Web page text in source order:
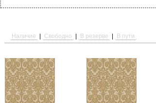
Наличие Свободно В резерве В пути